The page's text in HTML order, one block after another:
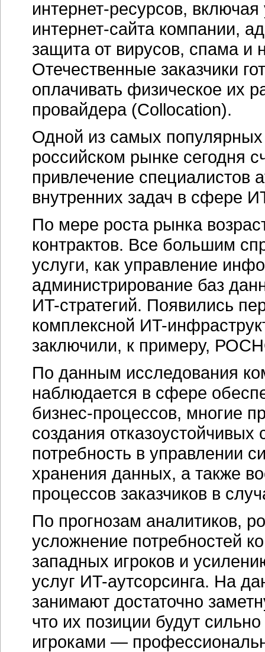
интернет-ресурсов, включая
интернет-сайтакомпании,
защита от вирусов, спама и
Отечественные заказчики
оплачивать физическое их
провайдера (Collocation).
Одной из самых
российском рынке сегодня
привлечение специалистов
внутренних задач в сфере
По мере роста рынка
контрактов. Все большим
услуги, как управление
администрирование баз
ИT-стратегий. Появились
комплексной ИT-
заключили, к примеру,
По данным исследования
наблюдается в сфере
бизнес-процессов, многие
создания отказоустойчивых
потребность в управлении
хранения данных, а также
процессов заказчиков в
По прогнозам аналитиков,
усложнение потребностей
западных игроков и
услуг ИT-аутсорсинга. На
занимают достаточно
что их позиции будут
игроками —